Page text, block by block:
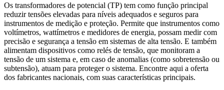
Os transformadores de potencial (TP) tem como função principal
reduzir tensões elevadas para níveis adequados e seguros para
instrumentos de medição e proteção. Permite que instrumentos como
voltímetros, wattímetros e medidores de energia, possam medir com
precisão e segurança a tensão em sistemas de alta tensão. E também
alimentam dispositivos como relés de tensão, que monitoram a
tensão de um sistema e, em caso de anomalias (como sobretensão ou
subtensão), atuam para proteger o sistema. Encontre aqui a oferta
dos fabricantes nacionais, com suas características principais.